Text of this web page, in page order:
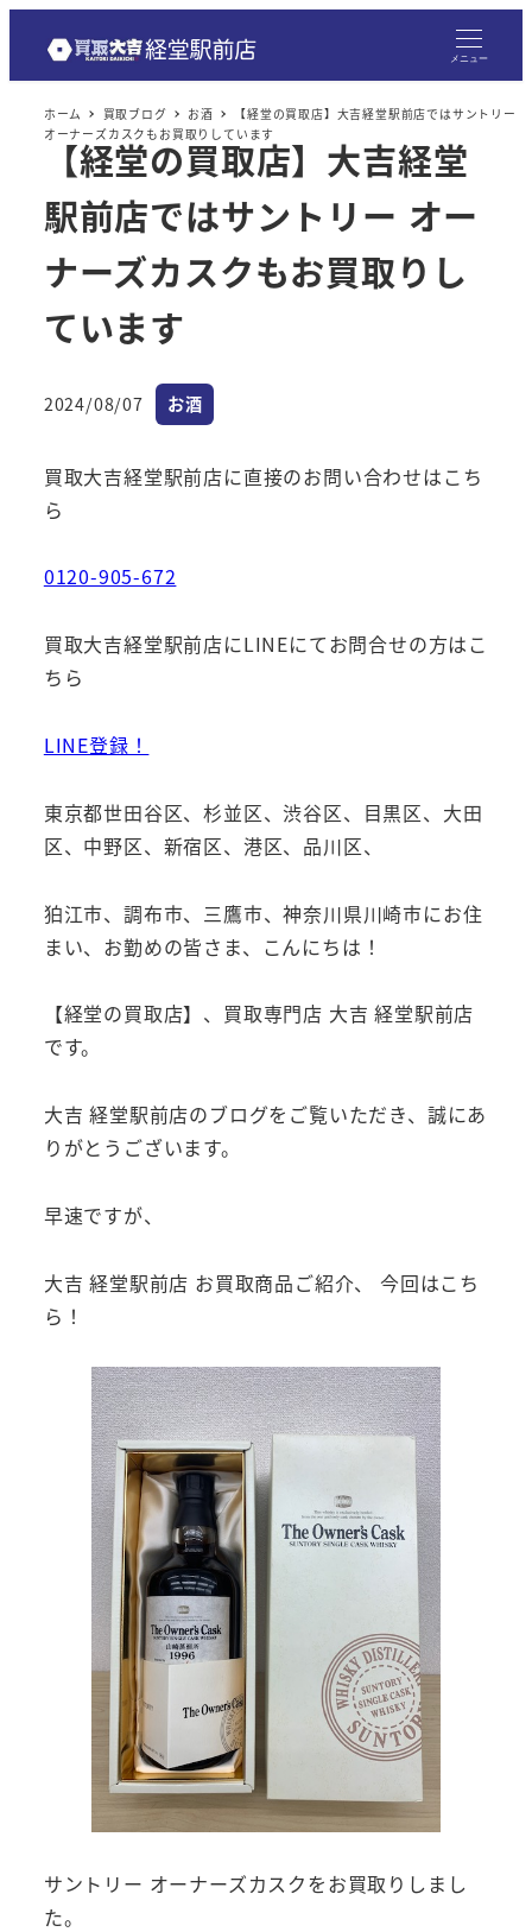
メニュー
ホーム 買取ブログ お酒
【経堂の買取店】大吉経堂駅前店ではサントリー
オーナーズカスクもお買取りしています
【経堂の買取店】大吉経堂
駅前店ではサントリー オー
ナーズカスクもお買取りし
ています
投稿日
2024/08/07 カテゴリー
お酒
買取大吉経堂駅前店に直接のお問い合わせはこち
ら
0120-905-672
買取大吉経堂駅前店にLINEにてお問合せの方はこ
ちら
LINE登録！
東京都世田谷区、杉並区、渋谷区、目黒区、大田
区、中野区、新宿区、港区、品川区、
狛江市、調布市、三鷹市、神奈川県川崎市にお住
まい、お勤めの皆さま、こんにちは！
【経堂の買取店】、買取専門店 大吉 経堂駅前店
です。
大吉 経堂駅前店のブログをご覧いただき、誠にあ
りがとうございます。
早速ですが、
大吉 経堂駅前店 お買取商品ご紹介、 今回はこち
ら！
サントリー オーナーズカスクをお買取りしまし
た。